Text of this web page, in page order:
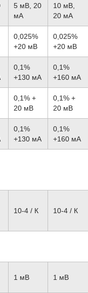
5 мВ, 20
мА
10 мВ,
20 мА
0,025%
+20 мВ
0,025%
+20 мВ
0,1%
+130 мА
0,1%
+160 мА
0,1% +
20 мВ
0,1% +
20 мВ
0,1%
+130 мА
0,1%
+160 мА
10-4 / К 10-4 / К
1 мВ 1 мВ